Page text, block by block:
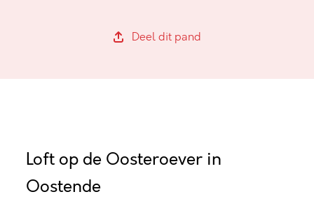
Deel dit pand
Loft op de Oosteroever in
Oostende